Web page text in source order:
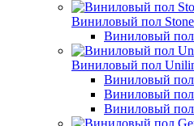
Виниловый пол
Виниловый пол
Виниловый пол
Виниловый
Виниловый
Виниловый